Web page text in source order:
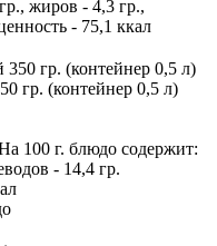
жиров - 4,3 гр.,
- 75,1 ккал
гр. (контейнер 0,5 л)
100 г. блюдо содержит:
- 14,4 гр.